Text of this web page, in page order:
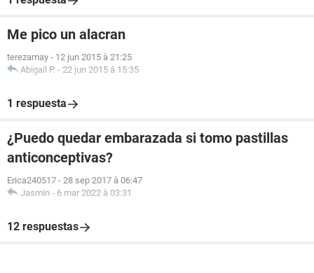
Me pico un alacran
terezamay - 12 jun 2015 à 21:25
Abigail P. - 22 jun 2015 à 15:35
1 respuesta
¿Puedo quedar embarazada si tomo pastillas
anticonceptivas?
Erica240517 - 28 sep 2017 à 06:47
Jasmin - 6 mar 2022 à 03:31
12 respuestas